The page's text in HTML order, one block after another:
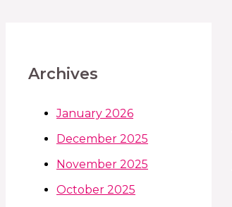
Archives
January 2026
December 2025
November 2025
October 2025